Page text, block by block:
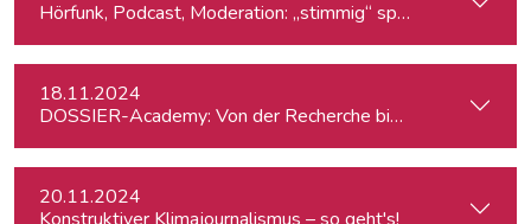
Hörfunk, Podcast, Moderation: „stimmig“ sprechen
18.11.2024
DOSSIER-Academy: Von der Recherche bis zur
20.11.2024